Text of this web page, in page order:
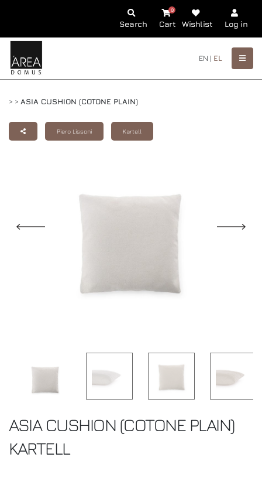
Search Cart
0
Wishlist Log in
EN | EL
> > ASIA CUSHION (COTONE PLAIN)
Piero Lissoni Kartell
ASIA CUSHION (COTONE PLAIN)
KARTELL